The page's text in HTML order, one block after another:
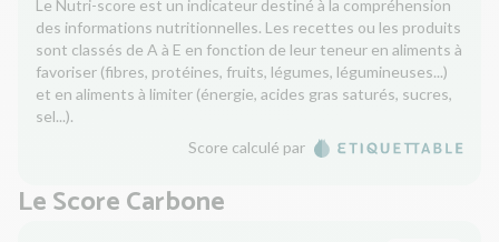
Le Nutri-score est un indicateur destiné à la compréhension
des informations nutritionnelles. Les recettes ou les produits
sont classés de A à E en fonction de leur teneur en aliments à
favoriser (fibres, protéines, fruits, légumes, légumineuses...)
et en aliments à limiter (énergie, acides gras saturés, sucres,
sel...).
Score calculé par
Le Score Carbone